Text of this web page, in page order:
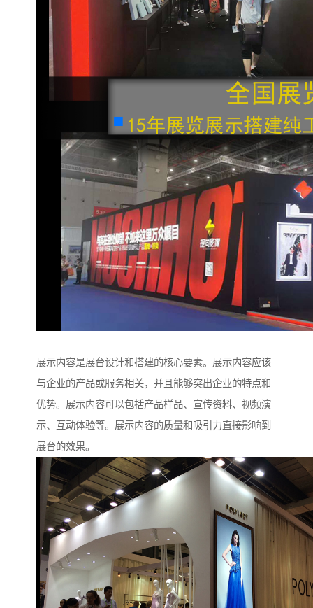
展示内容是展台设计和搭建的核心要素。展示内容应该
与企业的产品或服务相关，并且能够突出企业的特点和
优势。展示内容可以包括产品样品、宣传资料、视频演
示、互动体验等。展示内容的质量和吸引力直接影响到
展台的效果。